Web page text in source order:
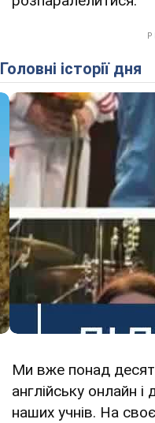
Головні історії дня
Ми вже понад
англійську онлайн
наших учнів. На